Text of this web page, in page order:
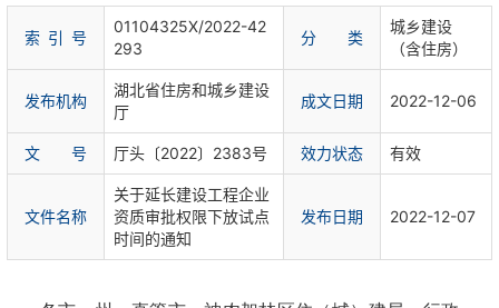
索 引 号
01104325X/2022-42
293
分 类
城乡建设
（含住房）
发布机构
湖北省住房和城乡建设
厅
成文日期 2022-12-06
文 号 厅头〔2022〕2383号 效力状态 有效
文件名称
关于延长建设工程企业
资质审批权限下放试点
时间的通知
发布日期 2022-12-07